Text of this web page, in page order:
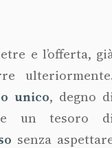
e l’offerta,
unico, degno
un tesoro
senza